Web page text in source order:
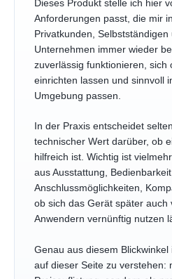
Dieses Produkt stelle ich hier
Anforderungen passt, die mir
Privatkunden, Selbstständigen
Unternehmen immer wieder
zuverlässig funktionieren, sich
einrichten lassen und sinnvoll
Umgebung passen.
In der Praxis entscheidet
technischer Wert darüber, ob
hilfreich ist. Wichtig ist
aus Ausstattung,
Anschlussmöglichkeiten,
ob sich das Gerät später auch
Anwendern vernünftig nutzen
Genau aus diesem Blickwinkel
auf dieser Seite zu verstehen: